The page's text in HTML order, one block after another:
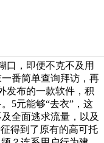
口，即便不克不及用
番简单查询拜访，再
发布的一款软件，积
5元能够“去衣”，这
全面逃求流量，以及
得到了原有的高可托